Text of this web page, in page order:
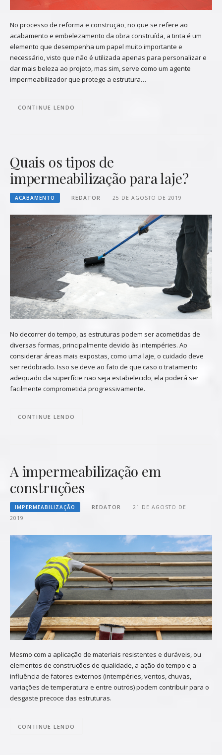
No processo de reforma e construção, no que se refere ao
acabamento e embelezamento da obra construída, a tinta é um
elemento que desempenha um papel muito importante e
necessário, visto que não é utilizada apenas para personalizar e
dar mais beleza ao projeto, mas sim, serve como um agente
impermeabilizador que protege a estrutura…
CONTINUE LENDO
Quais os tipos de
impermeabilização para laje?
ACABAMENTO REDATOR 25 DE AGOSTO DE 2019
No decorrer do tempo, as estruturas podem ser acometidas de
diversas formas, principalmente devido às intempéries. Ao
considerar áreas mais expostas, como uma laje, o cuidado deve
ser redobrado. Isso se deve ao fato de que caso o tratamento
adequado da superfície não seja estabelecido, ela poderá ser
facilmente comprometida progressivamente.
CONTINUE LENDO
A impermeabilização em
construções
IMPERMEABILIZAÇÃO REDATOR
21 DE AGOSTO DE
2019
Mesmo com a aplicação de materiais resistentes e duráveis, ou
elementos de construções de qualidade, a ação do tempo e a
influência de fatores externos (intempéries, ventos, chuvas,
variações de temperatura e entre outros) podem contribuir para o
desgaste precoce das estruturas.
CONTINUE LENDO